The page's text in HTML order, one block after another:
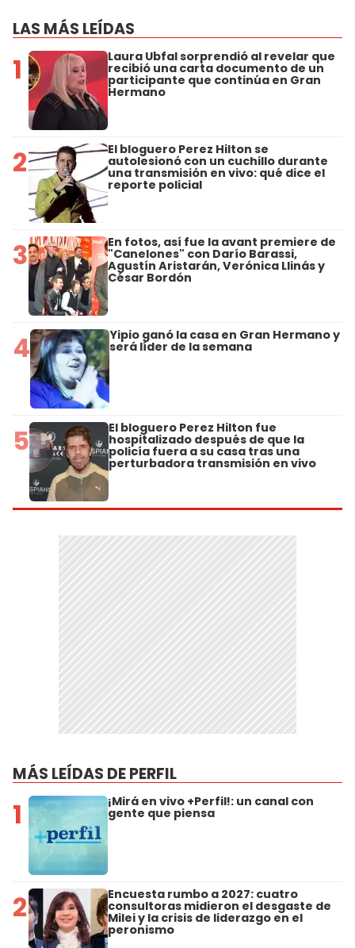
LAS MÁS LEÍDAS
1 Laura Ubfal sorprendió al revelar que
recibió una carta documento de un
participante que continúa en Gran
Hermano
2 El bloguero Perez Hilton se
autolesionó con un cuchillo durante
una transmisión en vivo: qué dice el
reporte policial
3 En fotos, así fue la avant premiere de
"Canelones" con Darío Barassi,
Agustín Aristarán, Verónica Llinás y
César Bordón
4 Yipio ganó la casa en Gran Hermano y
será líder de la semana
5 El bloguero Perez Hilton fue
hospitalizado después de que la
policía fuera a su casa tras una
perturbadora transmisión en vivo
MÁS LEÍDAS DE PERFIL
1 ¡Mirá en vivo +Perfil!: un canal con
gente que piensa
2 Encuesta rumbo a 2027: cuatro
consultoras midieron el desgaste de
Milei y la crisis de liderazgo en el
peronismo